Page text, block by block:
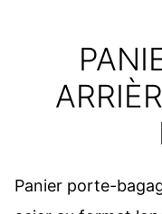
Panier porte-